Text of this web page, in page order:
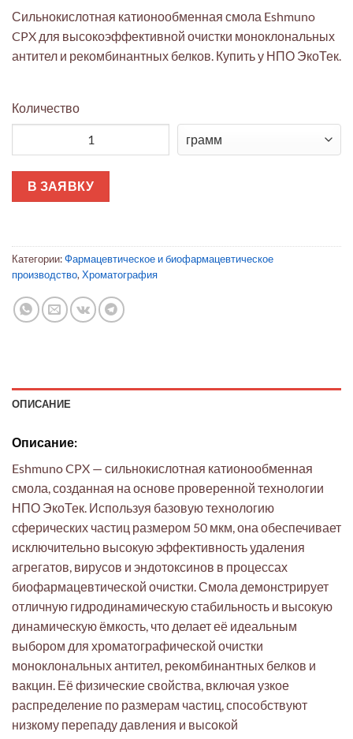
Сильнокислотная катионообменная смола Eshmuno
CPX для высокоэффективной очистки моноклональных
антител и рекомбинантных белков. Купить у НПО ЭкоТек.
Количество
В ЗАЯВКУ
Категории:Фармацевтическое и биофармацевтическое
производство, Хроматография
ОПИСАНИЕ
Описание:
Eshmuno CPX — сильнокислотная катионообменная
смола, созданная на основе проверенной технологии
НПО ЭкоТек. Используя базовую технологию
сферических частиц размером 50 мкм, она обеспечивает
исключительно высокую эффективность удаления
агрегатов, вирусов и эндотоксинов в процессах
биофармацевтической очистки. Смола демонстрирует
отличную гидродинамическую стабильность и высокую
динамическую ёмкость, что делает её идеальным
выбором для хроматографической очистки
моноклональных антител, рекомбинантных белков и
вакцин. Её физические свойства, включая узкое
распределение по размерам частиц, способствуют
низкому перепаду давления и высокой